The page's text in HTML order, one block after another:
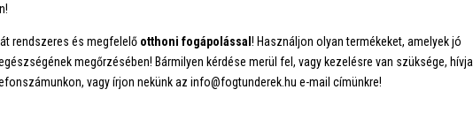
rendszeres és megfelelő otthoni fogápolással! Használjon olyan termékeket, amelyek jó
megőrzésében! Bármilyen kérdése merül fel, vagy kezelésre van szüksége, hívja
vagy írjon nekünk az info@fogtunderek.hu e-mail címünkre!